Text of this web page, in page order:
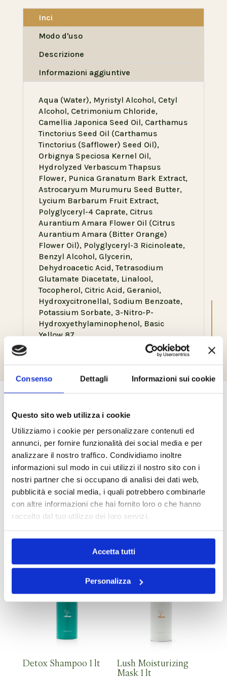
Consenso Dettagli Informazioni sui cookie
Questo sito web utilizza i cookie
Utilizziamo i cookie per personalizzare contenuti ed
annunci, per fornire funzionalità dei social media e per
analizzare il nostro traffico. Condividiamo inoltre
informazioni sul modo in cui utilizzi il nostro sito con i
nostri partner che si occupano di analisi dei dati web,
pubblicità e social media, i quali potrebbero combinarle
con altre informazioni che hai fornito loro o che hanno
raccolto dal tuo utilizzo dei loro servizi.
Accetta tutti
Personalizza
Inci
Modo d'uso
Descrizione
Informazioni aggiuntive
Aqua (Water), Myristyl Alcohol, Cetyl
Alcohol, Cetrimonium Chloride,
Camellia Japonica Seed Oil, Carthamus
Tinctorius Seed Oil (Carthamus
Tinctorius (Safflower) Seed Oil),
Orbignya Speciosa Kernel Oil,
Hydrolyzed Verbascum Thapsus
Flower, Punica Granatum Bark Extract,
Astrocaryum Murumuru Seed Butter,
Lycium Barbarum Fruit Extract,
Polyglyceryl-4 Caprate, Citrus
Aurantium Amara Flower Oil (Citrus
Aurantium Amara (Bitter Orange)
Flower Oil), Polyglyceryl-3 Ricinoleate,
Benzyl Alcohol, Glycerin,
Dehydroacetic Acid, Tetrasodium
Glutamate Diacetate, Linalool,
Tocopherol, Citric Acid, Geraniol,
Hydroxycitronellal, Sodium Benzoate,
Potassium Sorbate, 3-Nitro-P-
Hydroxyethylaminophenol, Basic
Yellow 87.
Prodotti correlati
Shampoo 1 lt
Detox Shampoo 1 lt
Lush Moisturizing
Mask 1 lt